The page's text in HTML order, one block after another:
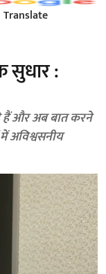
Translate
सुधार :
हैं और अब बात करने
अविश्वसनीय